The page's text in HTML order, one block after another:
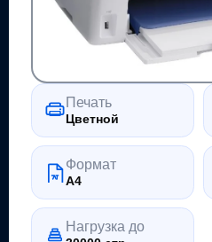
Печать
Цветной
Формат
A4
Нагрузка до